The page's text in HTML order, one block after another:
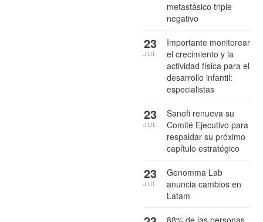
metastásico triple
negativo
Importante monitorear
el crecimiento y la
actividad física para el
desarrollo infantil:
especialistas
23
JUL
Sanofi renueva su
Comité Ejecutivo para
respaldar su próximo
capítulo estratégico
23
JUL
Genomma Lab
anuncia cambios en
Latam
23
JUL